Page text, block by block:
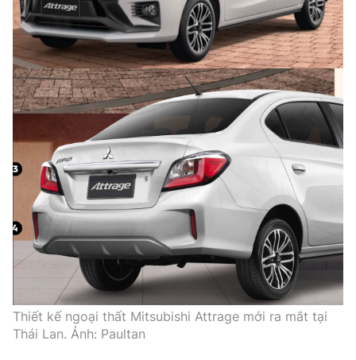
Hà Nội.
Hotline: 0967 376 459;
Liên hệ quảng cáo phát hành: 0915.057.282
Email:bandoc@baoxaydung.vn
Thông tin tòa soạn
Thiết kế ngoại thất Mitsubishi Attrage mới ra mắt tại
Thái Lan. Ảnh: Paultan